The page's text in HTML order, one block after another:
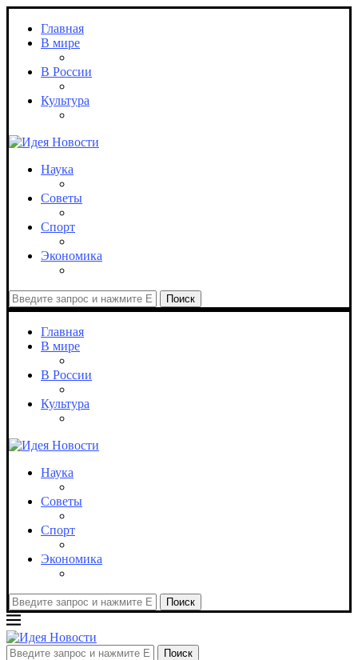
Главная
В мире
В России
Культура
Наука
Советы
Спорт
Экономика
Поиск
Главная
В мире
В России
Культура
Наука
Советы
Спорт
Экономика
Поиск
Поиск